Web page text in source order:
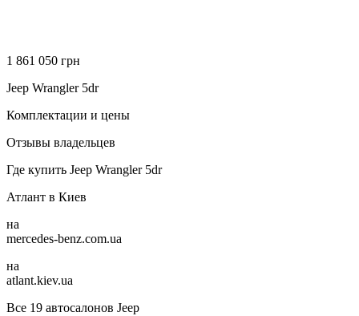
1 861 050 грн
Jeep Wrangler 5dr
Комплектации и цены
Отзывы владельцев
Где купить Jeep Wrangler 5dr
Атлант в Киев
на
mercedes-benz.com.ua
на
atlant.kiev.ua
Все 19 автосалонов Jeep